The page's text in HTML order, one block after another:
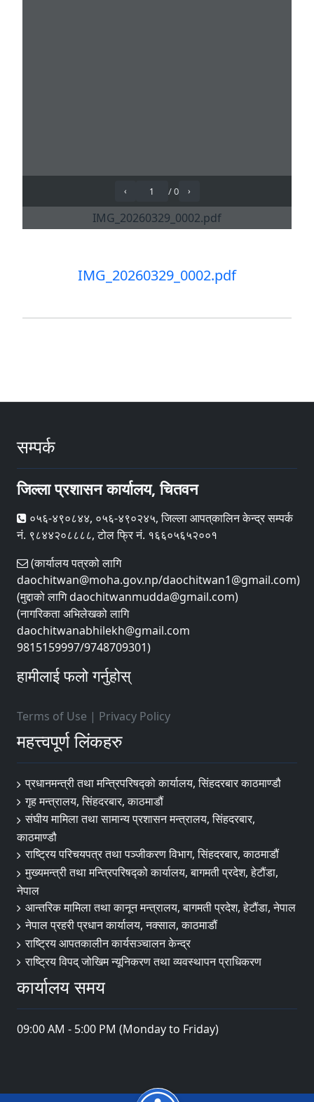
IMG_20260329_0002.pdf
सम्पर्क
जिल्ला प्रशासन कार्यालय, चितवन
०५६-४९०८४४, ०५६-४९०२४५, जिल्ला आपत्‌कालिन केन्द्र सम्पर्क
नं. ९८४४२०८८८८, टोल फ्रि नं. १६६०५६५२००१
(कार्यालय पत्रको लागि
daochitwan@moha.gov.np/daochitwan1@gmail.com)
(मुद्दाको लागि daochitwanmudda@gmail.com)
(नागरिकता अभिलेखको लागि
daochitwanabhilekh@gmail.com
9815159997/9748709301)
हामीलाई फलो गर्नुहोस्
Terms of Use | Privacy Policy
महत्त्वपूर्ण लिंकहरु
प्रधानमन्त्री तथा मन्त्रिपरिषद्को कार्यालय, सिंहदरबार काठमाण्डौ
गृह मन्त्रालय, सिंहदरबार, काठमाडौं
संघीय मामिला तथा सामान्य प्रशासन मन्त्रालय, सिंहदरबार,
काठमाण्डौ
राष्ट्रिय परिचयपत्र तथा पञ्जीकरण विभाग, सिंहदरबार, काठमाडौं
मुख्यमन्त्री तथा मन्त्रिपरिषद्को कार्यालय, बागमती प्रदेश, हेटौंडा,
नेपाल
आन्तरिक मामिला तथा कानून मन्त्रालय, बागमती प्रदेश, हेटौंडा, नेपाल
नेपाल प्रहरी प्रधान कार्यालय, नक्साल, काठमाडौं
राष्ट्रिय आपतकालीन कार्यसञ्चालन केन्द्र
राष्ट्रिय विपद् जोखिम न्यूनिकरण तथा व्यवस्थापन प्राधिकरण
कार्यालय समय
09:00 AM - 5:00 PM (Monday to Friday)